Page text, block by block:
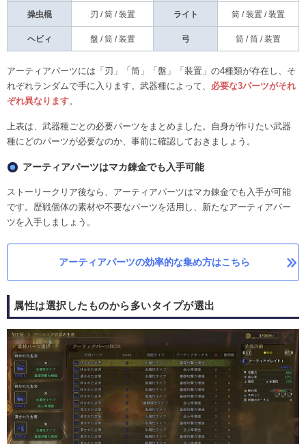
操虫棍 刃 / 筒 / 装置 ライト 筒 / 装置 / 装置
ヘビィ 盤 / 筒 / 装置 弓 筒 / 筒 / 装置
アーティアパーツには「刃」「筒」「盤」「装置」の4種類が存在し、そ
れぞれランダムで手に入ります。武器種によって、 必要な3パーツがそれ
ぞれ異なります。
上表は、武器種ごとの必要パーツをまとめました。自身が作りたい武器
種にどのパーツが必要なのか、事前に確認しておきましょう。
アーティアパーツはマカ錬金でも入手可能
ストーリークリア後なら、アーティアパーツはマカ錬金でも入手が可能
です。歴戦個体の素材や不要なパーツを活用し、新たなアーティアパー
ツを入手しましょう。
アーティアパーツの効率的な集め方はこちら
属性は選択したものから多いタイプが選出